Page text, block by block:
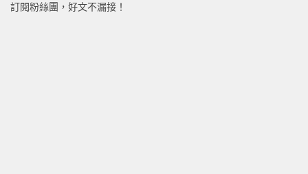
訂閱粉絲團，好文不漏接！